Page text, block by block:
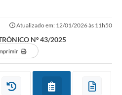
Atualizado em: 12/01/2026 às 11h50
Nº 43/2025